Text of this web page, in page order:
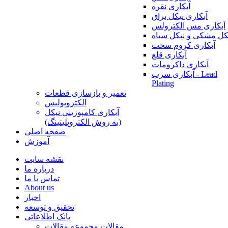
آبکاری نقره
آبکاری نیکل براق
آبکاری مس الکترولس
مشکی و نیکل سیاه
آبکاری کروم سخت
آبکاری قلع
آبکاری داکرومات
آبکاری سرب - Lead
Plating
تعمیر و بازسازی قطعات
الکتروپولیش
آبکاری کامپوزینی نیکل
(به روش الکتروپلیتینگ)
صفحه اصلی
آموزش
نقشه سایت
درباره ما
تماس با ما
About us
اخبار
تحقیق و توسعه
بانک اطلاعاتی
مقالات مجموعه مقالات